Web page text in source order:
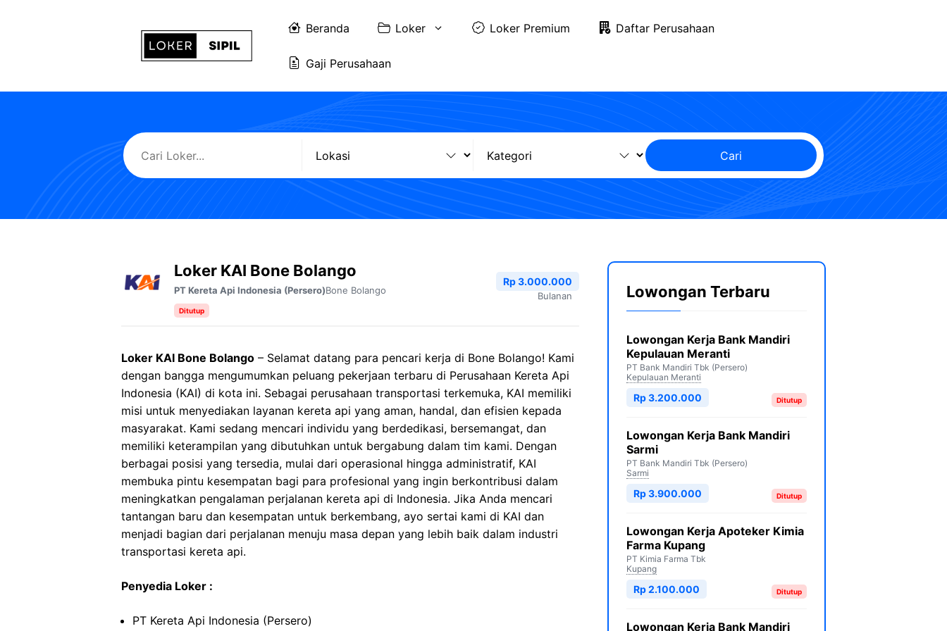
Beranda Loker Loker Premium Daftar Perusahaan
Gaji Perusahaan
Cari
Loker KAI Bone Bolango
PT Kereta Api Indonesia (Persero)Bone Bolango
Ditutup
Rp 3.000.000
Bulanan
Loker KAI Bone Bolango – Selamat datang para pencari kerja di Bone Bolango! Kami
dengan bangga mengumumkan peluang pekerjaan terbaru di Perusahaan Kereta Api
Indonesia (KAI) di kota ini. Sebagai perusahaan transportasi terkemuka, KAI memiliki
misi untuk menyediakan layanan kereta api yang aman, handal, dan efisien kepada
masyarakat. Kami sedang mencari individu yang berdedikasi, bersemangat, dan
memiliki keterampilan yang dibutuhkan untuk bergabung dalam tim kami. Dengan
berbagai posisi yang tersedia, mulai dari operasional hingga administratif, KAI
membuka pintu kesempatan bagi para profesional yang ingin berkontribusi dalam
meningkatkan pengalaman perjalanan kereta api di Indonesia. Jika Anda mencari
tantangan baru dan kesempatan untuk berkembang, ayo sertai kami di KAI dan
menjadi bagian dari perjalanan menuju masa depan yang lebih baik dalam industri
transportasi kereta api.
Penyedia Loker :
PT Kereta Api Indonesia (Persero)
Lowongan Terbaru
Lowongan Kerja Bank Mandiri
Kepulauan Meranti
PT Bank Mandiri Tbk (Persero)
Kepulauan Meranti
Ditutup
Rp 3.200.000
Lowongan Kerja Bank Mandiri
Sarmi
PT Bank Mandiri Tbk (Persero)
Sarmi
Ditutup
Rp 3.900.000
Lowongan Kerja Apoteker Kimia
Farma Kupang
PT Kimia Farma Tbk
Kupang
Ditutup
Rp 2.100.000
Lowongan Kerja Bank Mandiri